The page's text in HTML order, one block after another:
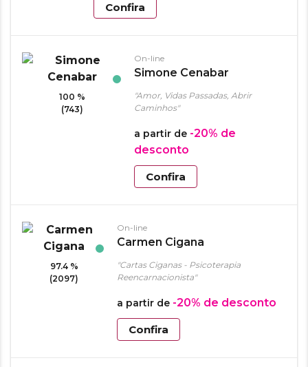
Confira
100 %
(743)
On-line
Simone Cenabar
"Amor, Vidas Passadas, Abrir
Caminhos"
a partir de -20% de
desconto
Confira
97.4 %
(2097)
On-line
Carmen Cigana
"Cartas Ciganas - Psicoterapia
Reencarnacionista"
a partir de -20% de desconto
Confira